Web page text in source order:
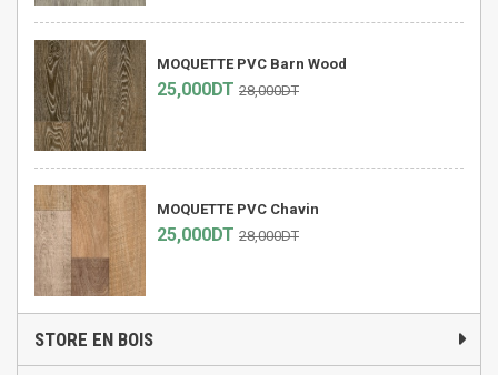
MOQUETTE PVC Barn Wood
25,000DT 28,000DT
MOQUETTE PVC Chavin
25,000DT 28,000DT
STORE EN BOIS